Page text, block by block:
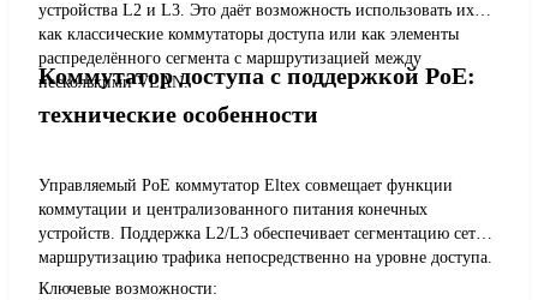
устройства L2 и L3. Это даёт возможность использовать их
как классические коммутаторы доступа или как элементы
распределённого сегмента с маршрутизацией между
несколькими VLAN.
Коммутатор доступа с поддержкой PoE:
технические особенности
Управляемый PoE коммутатор Eltex совмещает функции
коммутации и централизованного питания конечных
устройств. Поддержка L2/L3 обеспечивает сегментацию сети и
маршрутизацию трафика непосредственно на уровне доступа.
Ключевые возможности: